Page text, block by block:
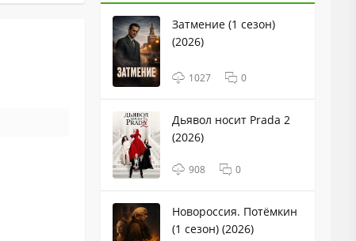
Затмение (1 сезон)
(2026)
1027 0
Дьявол носит Prada 2
(2026)
908 0
Новороссия. Потёмкин
(1 сезон) (2026)